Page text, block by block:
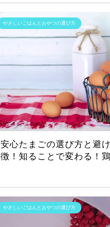
やさしいごはんとおやつの選び方
安心たまごの選び方と避
徴！知ることで変わる！
やさしいごはんとおやつの選び方